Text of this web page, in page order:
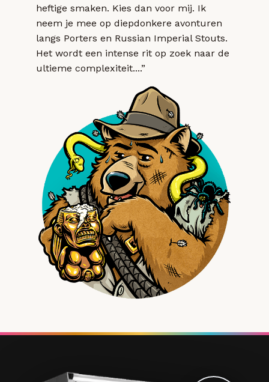
heftige smaken. Kies dan voor mij. Ik
neem je mee op diepdonkere avonturen
langs Porters en Russian Imperial Stouts.
Het wordt een intense rit op zoek naar de
ultieme complexiteit....”